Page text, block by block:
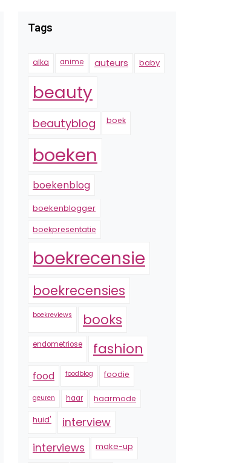
Tags
alka anime auteurs baby
beauty
beautyblog boek
boeken
boekenblog
boekenblogger
boekpresentatie
boekrecensie
boekrecensies
boekreviews books
endometriose fashion
food foodblog foodie
geuren haar haarmode
huid' interview
interviews make-up